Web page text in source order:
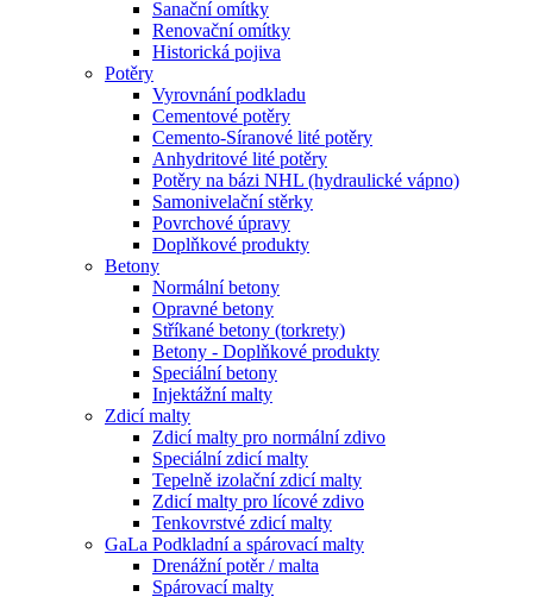
Sanační omítky
Renovační omítky
Historická pojiva
Potěry
Vyrovnání podkladu
Cementové potěry
Cemento-Síranové lité potěry
Anhydritové lité potěry
Potěry na bázi NHL (hydraulické vápno)
Samonivelační stěrky
Povrchové úpravy
Doplňkové produkty
Betony
Normální betony
Opravné betony
Stříkané betony (torkrety)
Betony - Doplňkové produkty
Speciální betony
Injektážní malty
Zdicí malty
Zdicí malty pro normální zdivo
Speciální zdicí malty
Tepelně izolační zdicí malty
Zdicí malty pro lícové zdivo
Tenkovrstvé zdicí malty
GaLa Podkladní a spárovací malty
Drenážní potěr / malta
Spárovací malty